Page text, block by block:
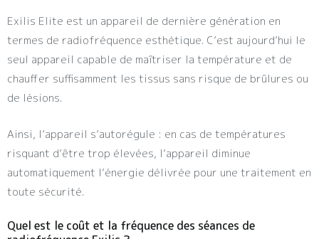
Exilis Elite est un appareil de dernière génération en
termes de radiofréquence esthétique. C’est aujourd’hui le
seul appareil capable de maîtriser la température et de
chauffer suffisamment les tissus sans risque de brûlures ou
de lésions.
Ainsi, l’appareil s’autorégule : en cas de températures
risquant d’être trop élevées, l’appareil diminue
automatiquement l’énergie délivrée pour une traitement en
toute sécurité.
Quel est le coût et la fréquence des séances de